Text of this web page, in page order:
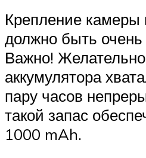
Крепление камеры
должно быть
Важно!
аккумулятора
пару часов
такой запас
1000 mAh.